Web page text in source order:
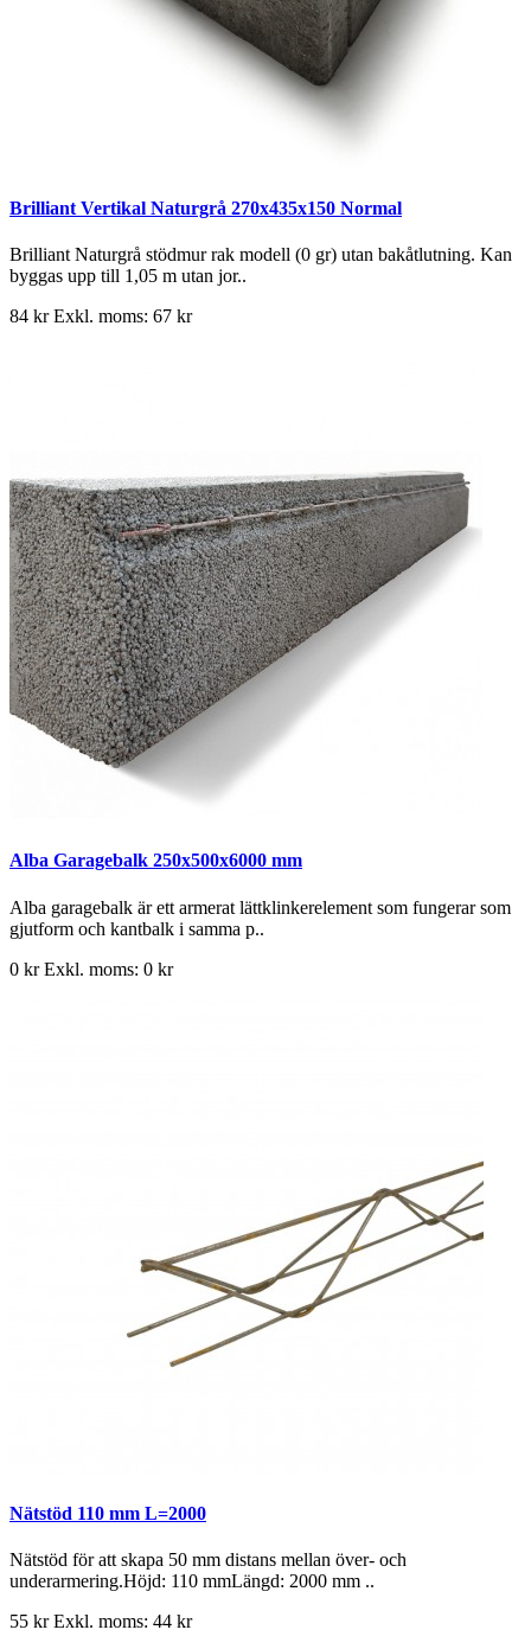
Brilliant Vertikal Naturgrå 270x435x150 Normal
Brilliant Naturgrå stödmur rak modell (0 gr) utan bakåtlutning. Kan
byggas upp till 1,05 m utan jor..
84 krExkl. moms: 67 kr
Alba Garagebalk 250x500x6000 mm
Alba garagebalk är ett armerat lättklinkerelement som fungerar som
gjutform och kantbalk i samma p..
0 krExkl. moms: 0 kr
Nätstöd 110 mm L=2000
Nätstöd för att skapa 50 mm distans mellan över- och
underarmering.Höjd: 110 mmLängd: 2000 mm ..
55 krExkl. moms: 44 kr